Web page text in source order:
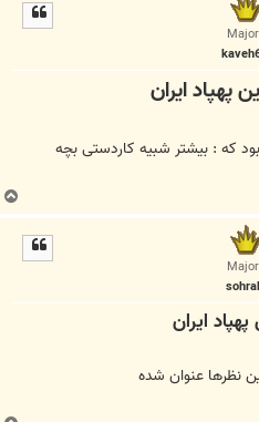
که : بیشتر شبیه کاردستی بچه
نظرها عنوان شده